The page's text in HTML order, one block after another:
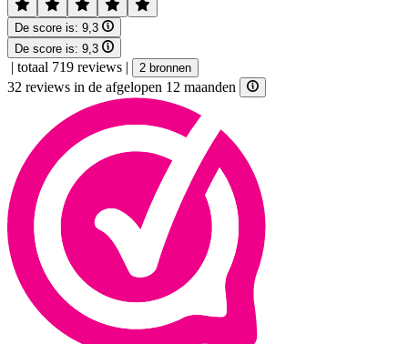
De score is: 9,3
De score is: 9,3
| totaal 719 reviews | 2 bronnen
32 reviews in de afgelopen 12 maanden